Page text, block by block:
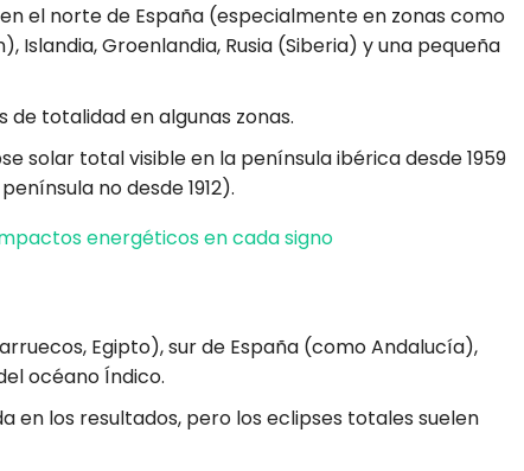
el norte de España (especialmente en zonas como
Islandia, Groenlandia, Rusia (Siberia) y una pequeña
de totalidad en algunas zonas.
solar total visible en la península ibérica desde 1959
no desde 1912).
energéticos en cada signo
Egipto), sur de España (como Andalucía),
océano Índico.
en los resultados, pero los eclipses totales suelen